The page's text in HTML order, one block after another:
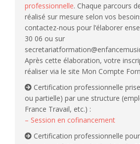
professionnelle. Chaque parcours
réalisé sur mesure selon vos
contactez-nous pour l’élaborer
30 06 ou sur
Après cette élaboration, votre
réaliser via le site Mon Compte
Certification professionnelle
ou partielle) par une structure
France Travail, etc.) :
– Session en cofinancement
Certification professionnelle